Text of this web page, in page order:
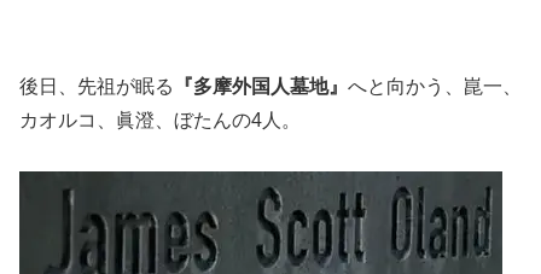
後日、先祖が眠る 『多摩外国人墓地』 へと向かう、崑一、
カオルコ、眞澄、ぼたんの4人。